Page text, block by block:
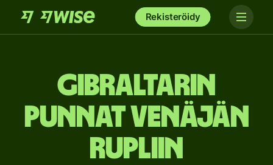
Rekisteröidy
Gibraltarin
punnat Venäjän
rupliin